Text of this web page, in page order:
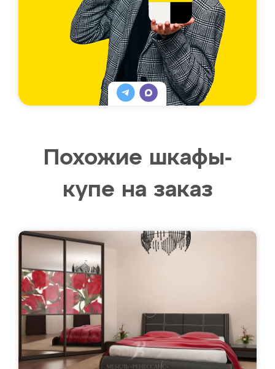
Похожие шкафы-
купе на заказ